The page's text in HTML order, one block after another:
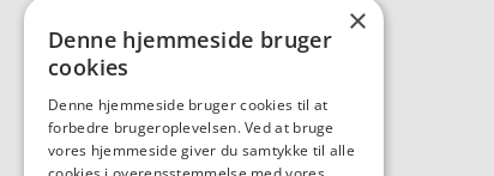
ud af 5
×
Denne hjemmeside bruger
cookies
Denne hjemmeside bruger cookies til at
forbedre brugeroplevelsen. Ved at bruge
vores hjemmeside giver du samtykke til alle